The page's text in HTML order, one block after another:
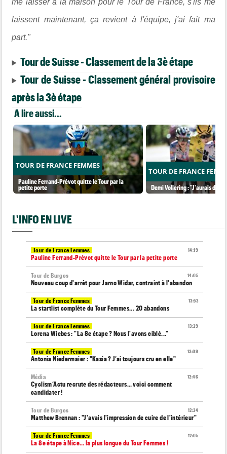
laissent maintenant, ça revient à l'équipe, j'ai fait ma
part."
Tour de Suisse - Classement de la 3è étape
Tour de Suisse - Classement général provisoire
après la 3è étape
A lire aussi...
TOUR DE FRANCE FEMMES
Pauline Ferrand-Prévot quitte le Tour par la
petite porte
TOUR DE FRANCE
Demi Vollering : "J'aurais dû
L'INFO EN LIVE
14:19
Tour de France Femmes
Pauline Ferrand-Prévot quitte le Tour par la petite porte
14:05
Tour de Burgos
Nouveau coup d'arrêt pour Jarno Widar, contraint à l'abandon
13:53
Tour de France Femmes
La startlist complète du Tour Femmes... 20 abandons
13:29
Tour de France Femmes
Lorena Wiebes : "La 8e étape ? Nous l'avons ciblé..."
13:09
Tour de France Femmes
Antonia Niedermaier : "Kasia ? J’ai toujours cru en elle"
12:46
Média
Cyclism’Actu recrute des rédacteurs… voici comment
candidater !
12:24
Tour de Burgos
Matthew Brennan : "J'avais l'impression de cuire de l'intérieur"
12:05
Tour de France Femmes
La 8e étape à Nice… la plus longue du Tour Femmes !